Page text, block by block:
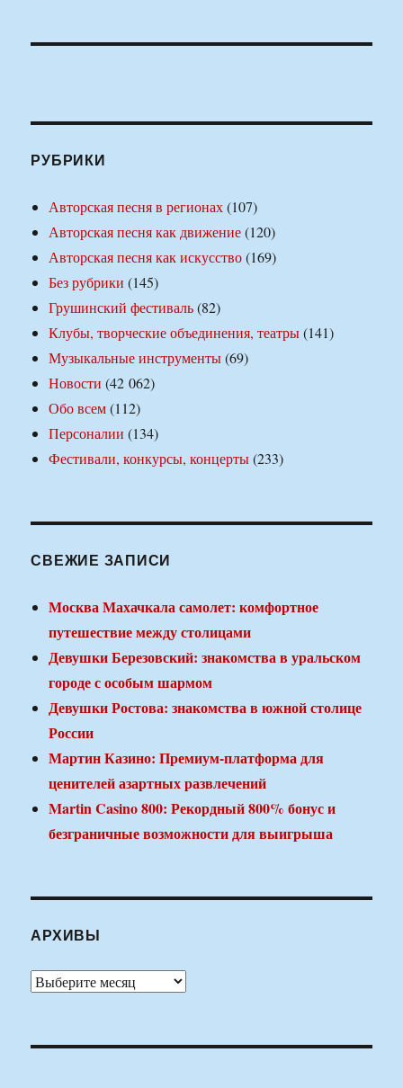
РУБРИКИ
Авторская песня в регионах(107)
Авторская песня как движение(120)
Авторская песня как искусство(169)
Без рубрики (145)
Грушинский фестиваль(82)
Клубы, творческие объединения, театры(141)
Музыкальные инструменты(69)
Новости (42 062)
Обо всем(112)
Персоналии (134)
Фестивали, конкурсы, концерты(233)
СВЕЖИЕ ЗАПИСИ
Москва Махачкала самолет: комфортное
путешествие между столицами
Девушки Березовский: знакомства в уральском
городе с особым шармом
Девушки Ростова: знакомства в южной столице
России
Мартин Казино: Премиум-платформа для
ценителей азартных развлечений
Martin Casino 800: Рекордный 800% бонус и
безграничные возможности для выигрыша
АРХИВЫ
Архивы